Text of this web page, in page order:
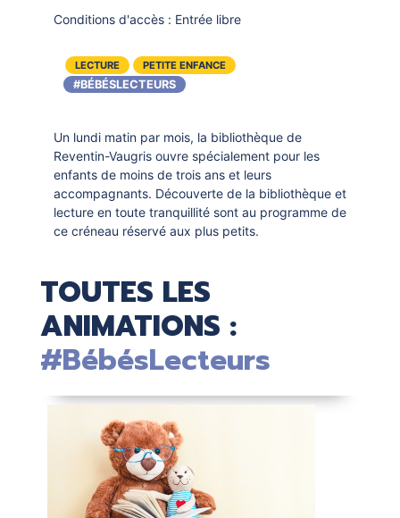
Conditions d'accès : Entrée libre
LECTURE PETITE ENFANCE
#BÉBÉSLECTEURS
Un lundi matin par mois, la bibliothèque de
Reventin-Vaugris ouvre spécialement pour les
enfants de moins de trois ans et leurs
accompagnants. Découverte de la bibliothèque et
lecture en toute tranquillité sont au programme de
ce créneau réservé aux plus petits.
TOUTES LES
ANIMATIONS :
#BébésLecteurs